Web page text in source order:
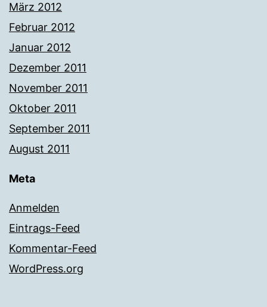
März 2012
Februar 2012
Januar 2012
Dezember 2011
November 2011
Oktober 2011
September 2011
August 2011
Meta
Anmelden
Eintrags-Feed
Kommentar-Feed
WordPress.org